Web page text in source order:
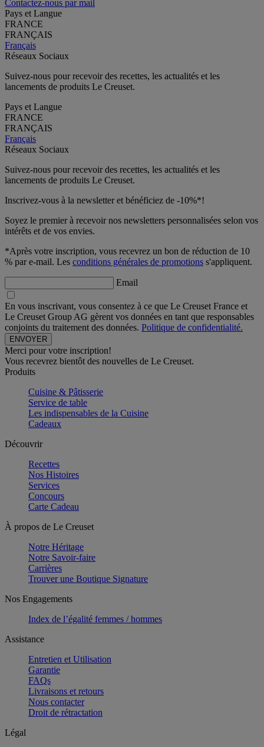
Contactez-nous par mail
Pays et Langue
FRANCE
FRANÇAIS
Français
Réseaux Sociaux
Suivez-nous pour recevoir des recettes, les actualités et les
lancements de produits Le Creuset.
Pays et Langue
FRANCE
FRANÇAIS
Français
Réseaux Sociaux
Suivez-nous pour recevoir des recettes, les actualités et les
lancements de produits Le Creuset.
Inscrivez-vous à la newsletter et bénéficiez de -10%*!
Soyez le premier à recevoir nos newsletters personnalisées selon vos
intérêts et de vos envies.
*Après votre inscription, vous recevrez un bon de réduction de 10
% par e-mail. Les conditions générales de promotions s'appliquent.
Email
En vous inscrivant, vous consentez à ce que Le Creuset France et
Le Creuset Group AG gèrent vos données en tant que responsables
conjoints du traitement des données. Politique de confidentialité.
Merci pour votre inscription!
Vous recevrez bientôt des nouvelles de Le Creuset.
Produits
Cuisine & Pâtisserie
Service de table
Les indispensables de la Cuisine
Cadeaux
Découvrir
Recettes
Nos Histoires
Services
Concours
Carte Cadeau
À propos de Le Creuset
Notre Héritage
Notre Savoir-faire
Carrières
Trouver une Boutique Signature
Nos Engagements
Index de l’égalité femmes / hommes
Assistance
Entretien et Utilisation
Garantie
FAQs
Livraisons et retours
Nous contacter
Droit de rétractation
Légal